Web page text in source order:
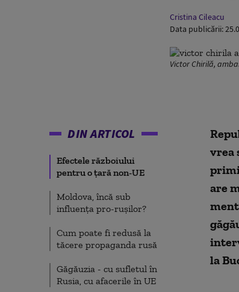
Cristina Cileacu
Data publicării:
Victor Chirilă,
DIN ARTICOL
Efectele războiului
pentru o țară non-UE
Moldova, încă sub
influența pro-rușilor?
Cum poate fi redusă la
tăcere propaganda rusă
Găgăuzia - cu sufletul în
Rusia, cu afacerile în UE
vrea
are
la